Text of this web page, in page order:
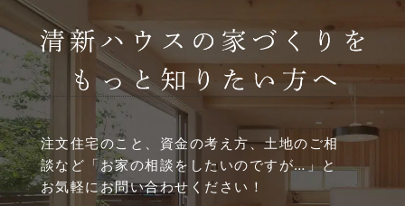
2025年2月
2025年1月
2024年12月
2024年11月
注文住宅のこと、資金の考え方、土地のご相
談など 「お家の相談をしたいのですが…」と
お気軽にお問い合わせください！